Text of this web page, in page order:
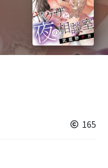
165